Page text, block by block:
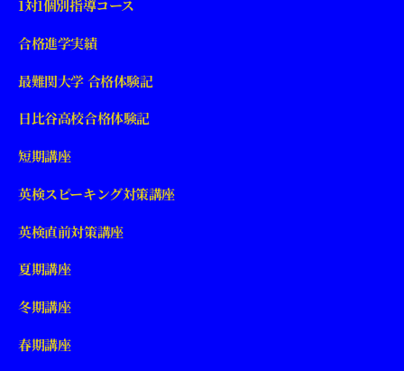
1対1個別指導コース
合格進学実績
最難関大学 合格体験記
日比谷高校合格体験記
短期講座
英検スピーキング対策講座
英検直前対策講座
夏期講座
冬期講座
春期講座